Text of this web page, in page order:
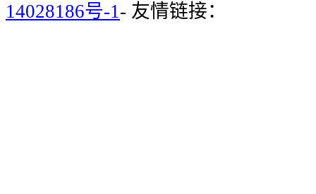
14028186号-1- 友情链接：